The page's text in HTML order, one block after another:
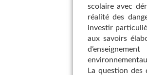
scolaire avec
réalité des
investir
aux savoirs
La question des